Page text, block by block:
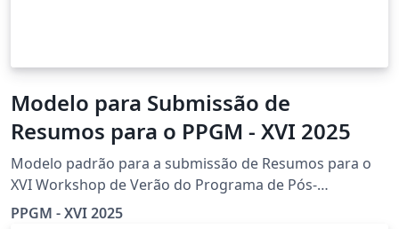
Modelo para Submissão de
Resumos para o PPGM - XVI 2025
Modelo padrão para a submissão de Resumos para o
XVI Workshop de Verão do Programa de Pós-
Graduação em Matemática da UFJF
PPGM - XVI 2025